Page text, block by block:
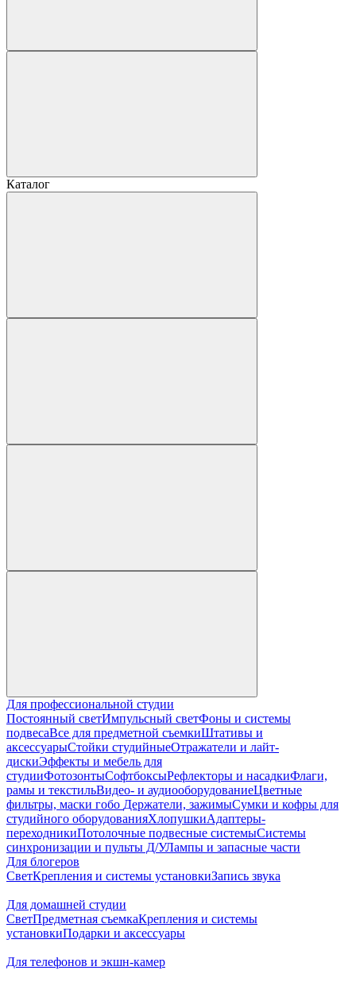
Каталог
Для профессиональной студии
Постоянный светИмпульсный светФоны и системы
подвесаВсе для предметной съемкиШтативы и
аксессуарыСтойки студийныеОтражатели и лайт-
дискиЭффекты и мебель для
студииФотозонтыСофтбоксыРефлекторы и насадкиФлаги,
рамы и текстильВидео- и аудиооборудованиеЦветные
фильтры, маски гобо Держатели, зажимыСумки и кофры для
студийного оборудованияХлопушкиАдаптеры-
переходникиПотолочные подвесные системыСистемы
синхронизации и пульты Д/УЛампы и запасные части
Для блогеров
СветКрепления и системы установкиЗапись звука
Для домашней студии
СветПредметная съемкаКрепления и системы
установкиПодарки и аксессуары
Для телефонов и экшн-камер